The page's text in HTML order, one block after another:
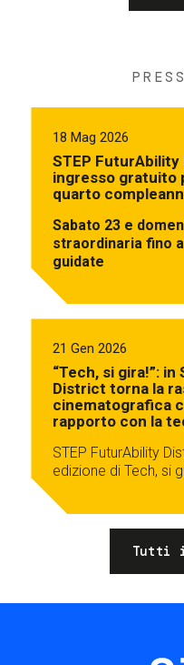
18 Mag 2026
STEP
ingresso gratuito
quarto
Sabato 23 e
straordinaria fino
guidate
21 Gen 2026
“Tech, si gira!”:
District torna la
cinematografica
rapporto con la
STEP FuturAbility
edizione di Tech, si
Tutti i